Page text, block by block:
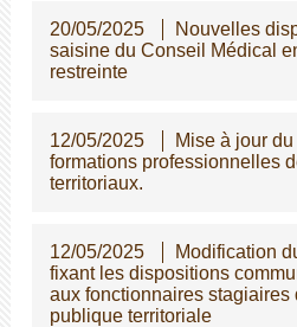
20/05/2025
Nouvelles
saisine du Conseil Médical
restreinte
12/05/2025
Mise à jour
formations professionnelles
territoriaux.
12/05/2025
Modification
fixant les dispositions
aux fonctionnaires stagiaires
publique territoriale